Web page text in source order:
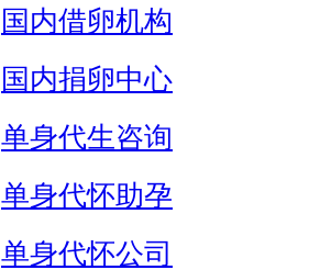
国内借卵机构
国内捐卵中心
单身代生咨询
单身代怀助孕
单身代怀公司